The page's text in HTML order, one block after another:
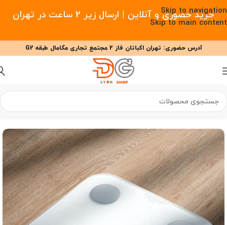
Skip to navigation
Skip to main content
خرید حضوری و آنلاین | ارسال زیر 2 ساعت در تهران
09377477910 - 09127708341 علیزاده
آدرس حضوری: تهران اکباتان فاز 2 مجتمع تجاری مگامال طبقه G2
خانه/گجت های سلامت/ترازو هوشمند